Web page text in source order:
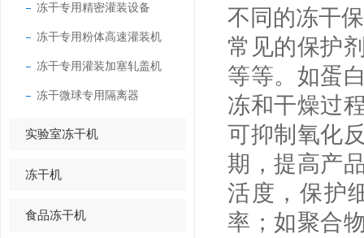
冻干专用精密灌装设备
冻干专用粉体高速灌装机
冻干专用灌装加塞轧盖机
冻干微球专用隔离器
实验室冻干机
冻干机
食品冻干机
不同的冻干
常见的保护
等等。如蛋
冻和干燥过
可抑制氧化
期，提高产
活度，保护
率；如聚合